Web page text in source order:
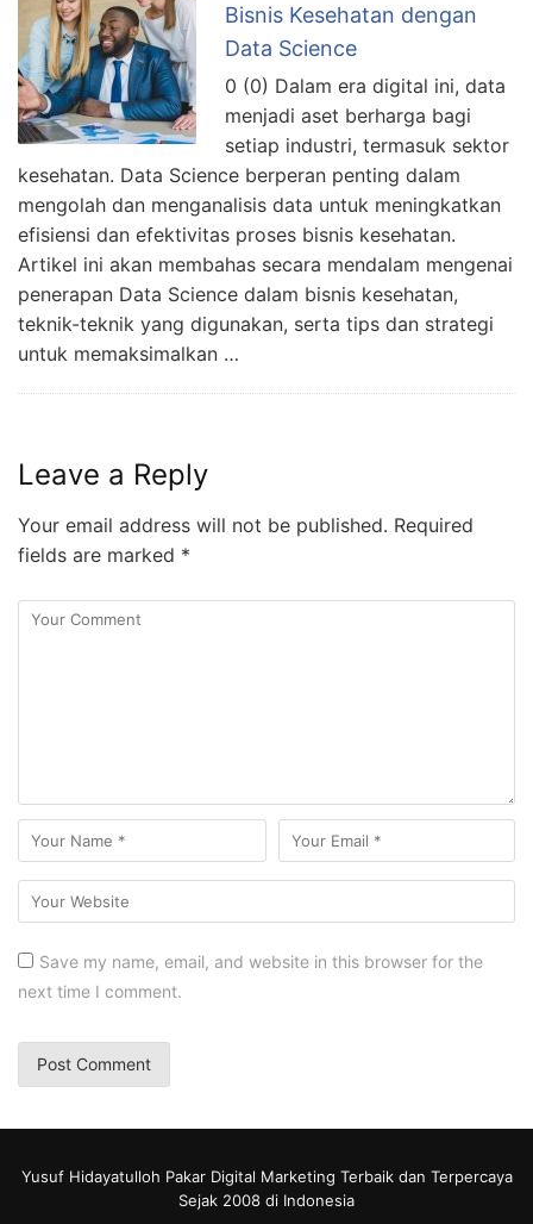
Bisnis Kesehatan dengan
Data Science
0 (0) Dalam era digital ini, data
menjadi aset berharga bagi
setiap industri, termasuk sektor
kesehatan. Data Science berperan penting dalam
mengolah dan menganalisis data untuk meningkatkan
efisiensi dan efektivitas proses bisnis kesehatan.
Artikel ini akan membahas secara mendalam mengenai
penerapan Data Science dalam bisnis kesehatan,
teknik-teknik yang digunakan, serta tips dan strategi
untuk memaksimalkan …
Leave a Reply
Your email address will not be published. Required
fields are marked *
Save my name, email, and website in this browser for the
next time I comment.
Yusuf Hidayatulloh Pakar Digital Marketing Terbaik dan Terpercaya
Sejak 2008 di Indonesia